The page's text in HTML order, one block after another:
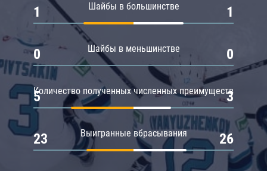
Шайбы в большинстве
1 1
Шайбы в меньшинстве
0 0
Количество полученных численных преимуществ
5 3
Выигранные вбрасывания
23 26